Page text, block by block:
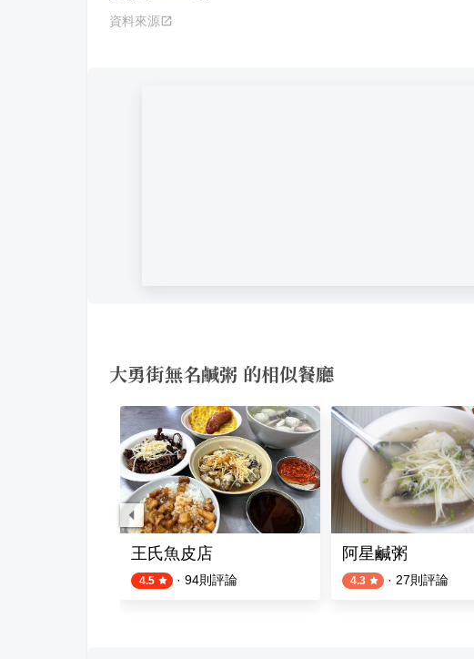
資料來源
大勇街無名鹹粥 的相似餐廳
王氏魚皮店
4.5 · 94則評論
阿星鹹粥
4.3 · 27則評論